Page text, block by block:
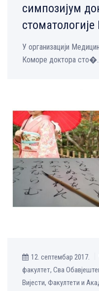
симпозијум
У организацији
Коморе доктора сто�...
12. септембар 2017.
факултет, Сва
Вијести, Факултети и